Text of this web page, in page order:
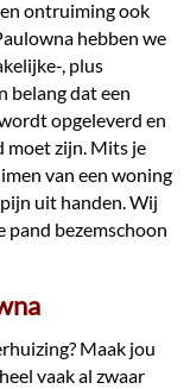
ontruiming ook
hebben we
, plus
belang dat een
opgeleverd en
moet zijn. Mits je
van een woning
uit handen. Wij
pand bezemschoon
Maak jou
vaak al zwaar